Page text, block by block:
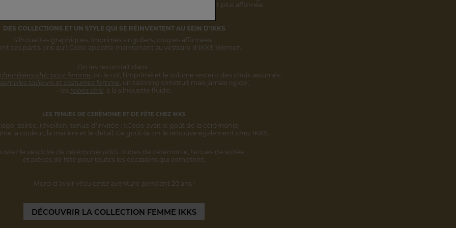
s'inscrivent désormais
et plus affirmée.
DES COLLECTIONS ET UN STYLE QUI SE RÉINVENTENT AU SEIN D'IKKS
Silhouettes graphiques, imprimés singuliers, coupes affirmées :
ces partis pris qu'I.Code apporte maintenant au vestiaire d'IKKS Women.
On les reconnaît dans :
chic pour femme, où le col, l'imprimé et le volume restent des choix assumés ;
tailleurs et costumes femme, un tailoring construit mais jamais rigide ;
• les robes chic, à la silhouette fluide.
LES TENUES DE CÉRÉMONIE ET DE FÊTE CHEZ IKKS
soirée, réveillon, tenue d'invitée : I.Code avait le goût de la cérémonie,
la couleur, la matière et le détail. Ce goût-là, on le retrouve également chez IKKS.
le vestiaire de cérémonie IKKS : robes de cérémonie, tenues de soirée
et pièces de fête pour toutes les occasions qui comptent.
Merci d’avoir vécu cette aventure pendant 20 ans !
DÉCOUVRIR LA COLLECTION FEMME IKKS